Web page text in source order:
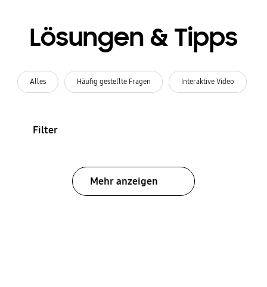
Lösungen & Tipps
Alles Häufig gestellte Fragen Interaktive Video
Filter
Mehr anzeigen